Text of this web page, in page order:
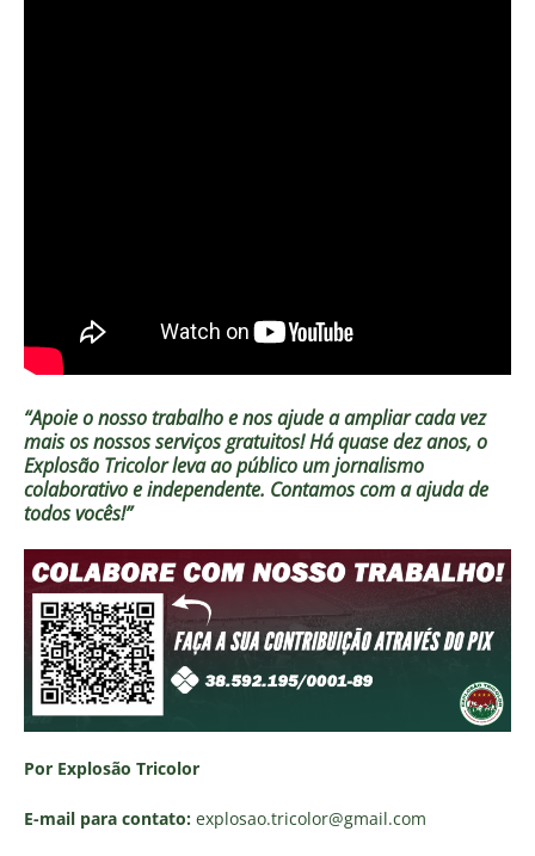
“Apoie o nosso trabalho e nos ajude a ampliar cada vez
mais os nossos serviços gratuitos!Há quase dez anos, o
Explosão Tricolor leva ao público um jornalismo
colaborativo e independente. Contamos com a ajuda de
todos vocês!”
Por Explosão Tricolor
E-mail para contato: explosao.tricolor@gmail.com